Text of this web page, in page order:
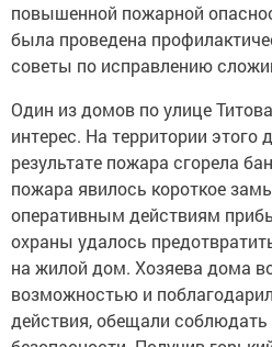
повышенной пожарной
была проведена
советы по исправлению
Один из домов по улице
интерес. На территории этого
результате пожара сгорела
пожара явилось короткое
оперативным действиям
охраны удалось
на жилой дом. Хозяева дома
возможностью и
действия, обещали